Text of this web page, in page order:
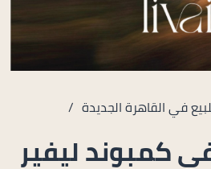
في القاهرة الجديدة /
كمبوند ليفير